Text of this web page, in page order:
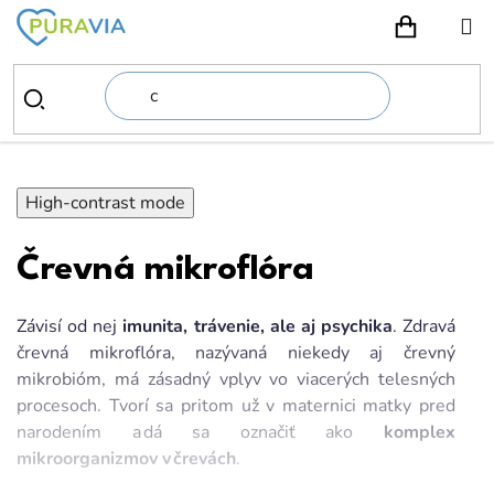
Prejsť
obsah
High-contrast mode
Črevná mikroflóra
Závisí od nejimunita, trávenie, ale aj psychika. Zdravá
črevná mikroflóra, nazývaná niekedy aj črevný
mikrobióm, má zásadný vplyv vo viacerých telesných
procesoch. Tvorí sa pritom už v maternici matky pred
narodením a dá sa označiť ako komplex
mikroorganizmov v črevách.